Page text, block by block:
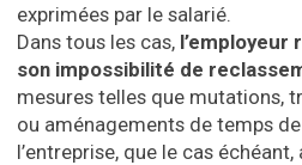
exprimées par le salarié.
Dans tous les cas,
son impossibilité de
mesures telles que mutations,
ou aménagements de temps
l’entreprise, que le cas